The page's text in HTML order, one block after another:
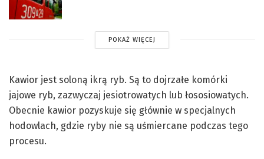
POKAŻ WIĘCEJ
Kawior jest soloną ikrą ryb. Są to dojrzałe komórki
jajowe ryb, zazwyczaj jesiotrowatych lub łososiowatych.
Obecnie kawior pozyskuje się głównie w specjalnych
hodowlach, gdzie ryby nie są uśmiercane podczas tego
procesu.